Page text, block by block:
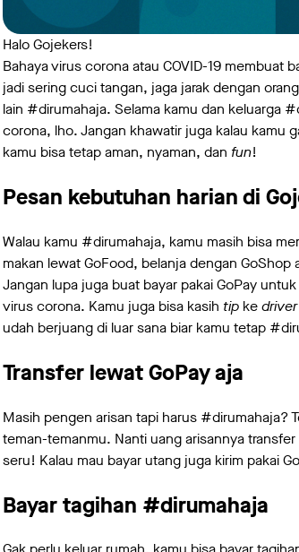
Halo Gojekers!
Bahaya virus corona atau COVID-19 membuat
jadi sering cuci tangan, jaga jarak dengan
lain #dirumahaja. Selama kamu dan keluarga
corona, lho. Jangan khawatir juga kalau kamu
kamu bisa tetap aman, nyaman, dan fun!
Pesan kebutuhan harian di
Walau kamu #dirumahaja, kamu masih bisa
makan lewat GoFood, belanja dengan
Jangan lupa juga buat bayar pakai GoPay
virus corona. Kamu juga bisa kasih tip kedriver
udah berjuang di luar sana biar kamu tetap
Transfer lewat GoPay aja
Masih pengen arisan tapi harus #dirumahaja?
teman-temanmu. Nanti uang arisannya
seru! Kalau mau bayar utang juga kirim pakai
Bayar tagihan #dirumahaja